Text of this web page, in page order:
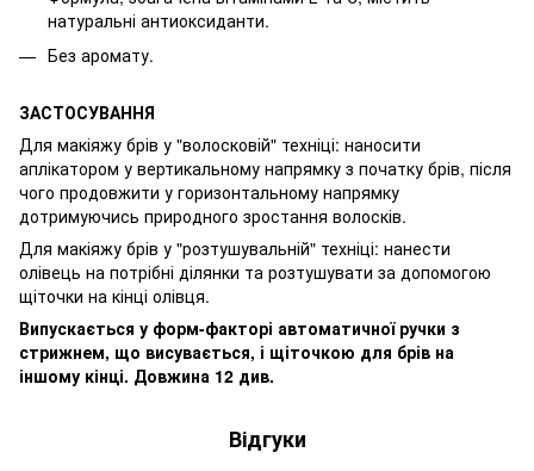
натуральні антиоксиданти.
Без аромату.
ЗАСТОСУВАННЯ
Для макіяжу брів у "волосковій" техніці: наносити
аплікатором у вертикальному напрямку з початку брів, після
чого продовжити у горизонтальному напрямку
дотримуючись природного зростання волосків.
Для макіяжу брів у "розтушувальній" техніці: нанести
олівець на потрібні ділянки та розтушувати за допомогою
щіточки на кінці олівця.
Випускається у форм-факторі автоматичної ручки з
стрижнем, що висувається, і щіточкою для брів на
іншому кінці. Довжина 12 див.
Відгуки